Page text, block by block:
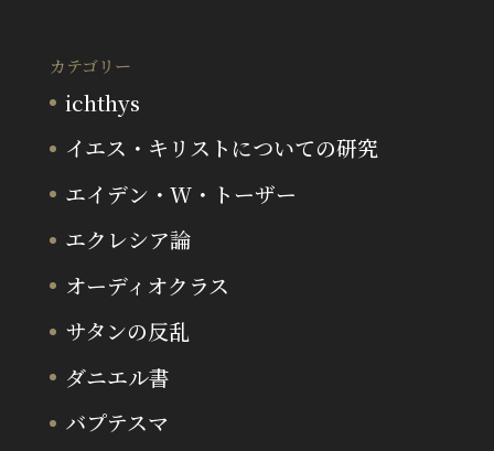
カテゴリー
ichthys
イエス・キリストについての研究
エイデン・W・トーザー
エクレシア論
オーディオクラス
サタンの反乱
ダニエル書
バプテスマ